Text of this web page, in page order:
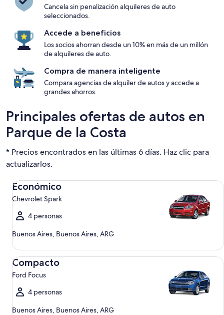
Cancela sin penalización alquileres de auto
seleccionados.
Accede a beneficios
Los socios ahorran desde un 10% en más de un millón
de alquileres de auto.
Compra de manera inteligente
Compara agencias de alquiler de autos y accede a
grandes ahorros.
Principales ofertas de autos en
Parque de la Costa
* Precios encontrados en las últimas 6 días. Haz clic para
actualizarlos.
Económico
Chevrolet Spark
4 personas
Buenos Aires, Buenos Aires, ARG
Económico Chevrolet Spark
Compacto
Ford Focus
4 personas
Buenos Aires, Buenos Aires, ARG
Compacto Ford Focus